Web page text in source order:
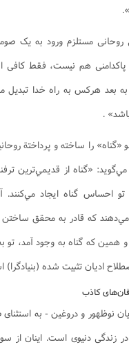
مستلزم ورود به یک
پاکدامنی هم نیست، فقط کافی
بعد هرکس به راه خدا تبدیل
.
را ساخته و پرداختة
«گناه از قديمي‌‌ترین
احساس گناه ايجاد مي‌كنند.
كه قادر به محقق ساختن
همين كه گناه به وجود آمد، تو به
اديان تثبيت شده (بنيادگرا)
کاذب
نوظهور و دروغین - به استثنای
زندگی دنیوی است. اینان از